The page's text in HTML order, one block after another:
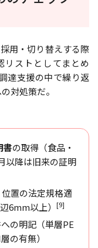
用・切り替えする際
リストとしてまとめ
達支援の中で繰り返
対処策だ。
書の取得（食品・
以降は旧来の証明
置の法定規格適
6mm以上）
[9]
の明記（単層PE
の有無）